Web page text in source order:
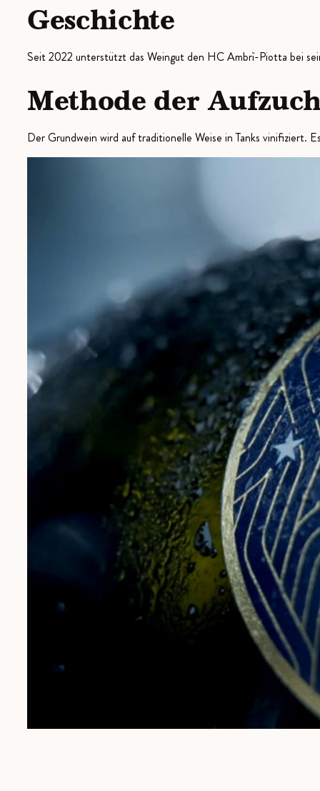
Geschichte
Seit 2022 unterstützt das Weingut den HC Ambrì-Piotta bei
Methode der
Der Grundwein wird auf traditionelle Weise in Tanks vinifiziert.